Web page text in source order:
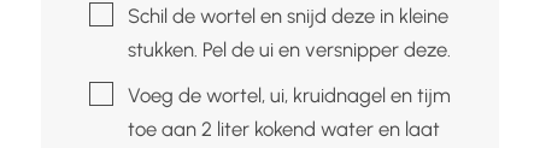
▢Schil de wortel en snijd deze in kleine
stukken. Pel de ui en versnipper deze.
▢Voeg de wortel, ui, kruidnagel en tijm
toe aan 2 liter kokend water en laat